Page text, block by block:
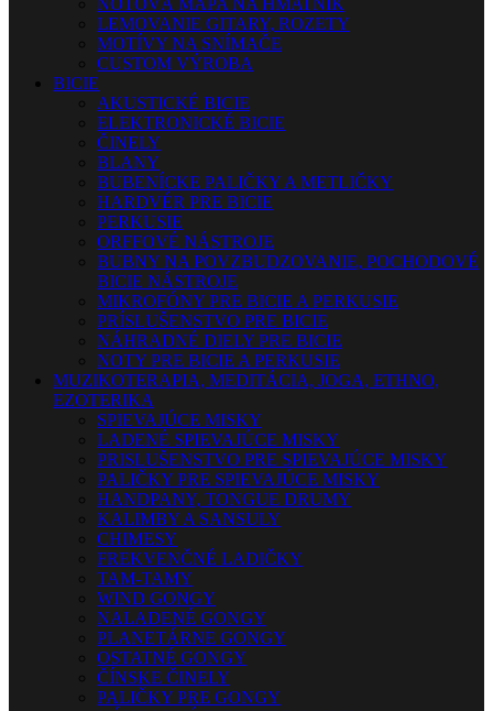
NOTOVÁ MAPA NA HMATNÍK
LEMOVANIE GITARY, ROZETY
MOTÍVY NA SNÍMAČE
CUSTOM VÝROBA
BICIE
AKUSTICKÉ BICIE
ELEKTRONICKÉ BICIE
ČINELY
BLANY
BUBENÍCKE PALIČKY A METLIČKY
HARDVÉR PRE BICIE
PERKUSIE
ORFFOVÉ NÁSTROJE
BUBNY NA POVZBUDZOVANIE, POCHODOVÉ
BICIE NÁSTROJE
MIKROFÓNY PRE BICIE A PERKUSIE
PRÍSLUŠENSTVO PRE BICIE
NÁHRADNÉ DIELY PRE BICIE
NOTY PRE BICIE A PERKUSIE
MUZIKOTERAPIA, MEDITÁCIA, JOGA, ETHNO,
EZOTERIKA
SPIEVAJÚCE MISKY
LADENÉ SPIEVAJÚCE MISKY
PRISLUŠENSTVO PRE SPIEVAJÚCE MISKY
PALIČKY PRE SPIEVAJÚCE MISKY
HANDPANY, TONGUE DRUMY
KALIMBY A SANSULY
CHIMESY
FREKVENČNÉ LADIČKY
TAM-TAMY
WIND GONGY
NALADENÉ GONGY
PLANETÁRNE GONGY
OSTATNÉ GONGY
ČÍNSKE ČINELY
PALIČKY PRE GONGY